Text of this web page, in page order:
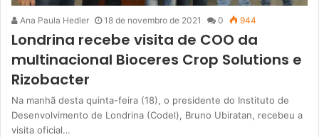
Ana Paula Hedler 18 de novembro de 2021 0 944
Londrina recebe visita de COO da
multinacional Bioceres Crop Solutions e
Rizobacter
Na manhã desta quinta-feira (18), o presidente do Instituto de
Desenvolvimento de Londrina (Codel), Bruno Ubiratan, recebeu a
visita oficial…